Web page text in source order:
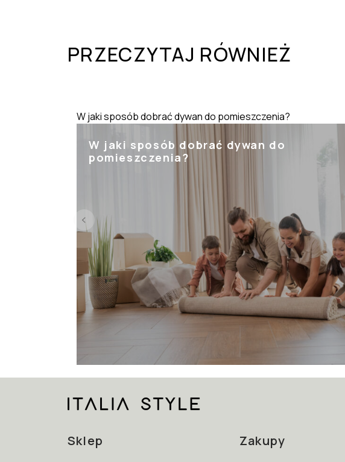
PRZECZYTAJ RÓWNIEŻ
W jaki sposób dobrać dywan do pomieszczenia?
W jaki sposób dobrać dywan do
pomieszczenia?
Sklep Zakupy